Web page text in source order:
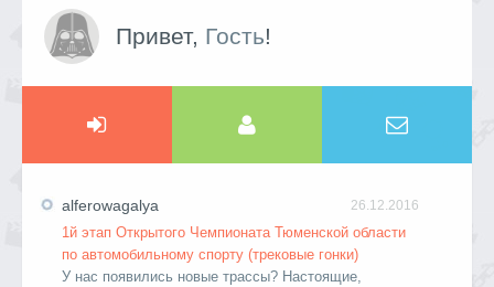
Привет, Гость!
26.12.2016
alferowagalya
1й этап Открытого Чемпионата Тюменской области
по автомобильному спорту (трековые гонки)
У нас появились новые трассы? Настоящие,